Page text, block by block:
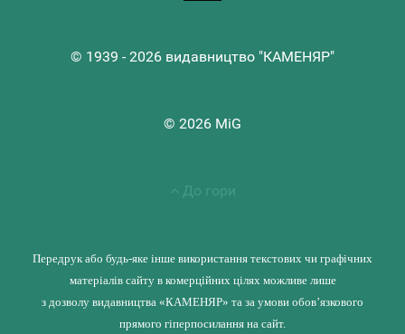
© 1939 - 2026 видавництво "КАМЕНЯР"
© 2026 MiG
До гори
Передрук або будь-яке інше використання текстових чи графічних
матеріалів сайту в комерційних цілях можливе лише
з дозволу видавництва «КАМЕНЯР» та за умови обов’язкового
прямого гіперпосилання на сайт.